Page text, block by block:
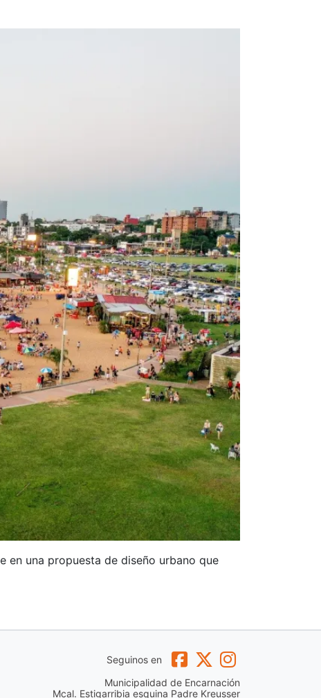
una propuesta de diseño urbano que
Seguinos en
Municipalidad de Encarnación
Mcal. Estigarribia esquina Padre Kreusser